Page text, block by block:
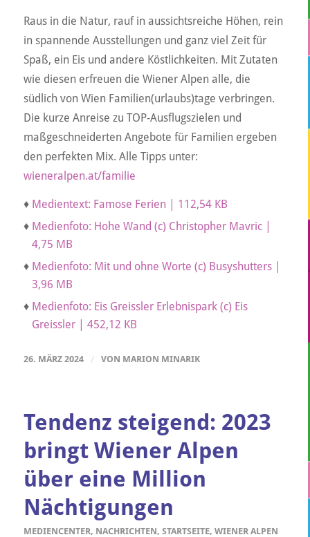
Raus in die Natur, rauf in aussichtsreiche Höhen, rein
in spannende Ausstellungen und ganz viel Zeit für
Spaß, ein Eis und andere Köstlichkeiten. Mit Zutaten
wie diesen erfreuen die Wiener Alpen alle, die
südlich von Wien Familien(urlaubs)tage verbringen.
Die kurze Anreise zu TOP-Ausflugszielen und
maßgeschneiderten Angebote für Familien ergeben
den perfekten Mix. Alle Tipps unter:
wieneralpen.at/familie
♦ Medientext: Famose Ferien | 112,54 KB
♦ Medienfoto: Hohe Wand (c) Christopher Mavric |
4,75 MB
♦ Medienfoto: Mit und ohne Worte (c) Busyshutters |
3,96 MB
♦ Medienfoto: Eis Greissler Erlebnispark (c) Eis
Greissler | 452,12 KB
26. MÄRZ 2024 / VON MARION MINARIK
Tendenz steigend: 2023
bringt Wiener Alpen
über eine Million
Nächtigungen
MEDIENCENTER, NACHRICHTEN, STARTSEITE, WIENER ALPEN